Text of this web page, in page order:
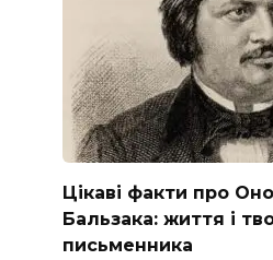
Цікаві факти про
Бальзака: життя і
письменника